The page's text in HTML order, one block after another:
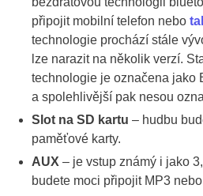
připojit mobilní telefon nebo
technologie prochází stále
lze narazit na několik verzí.
technologie je označena jako
a spolehlivější pak nesou
Slot na SD kartu – hudbu
paměťové karty.
AUX – je vstup známý i jako
budete moci připojit MP3